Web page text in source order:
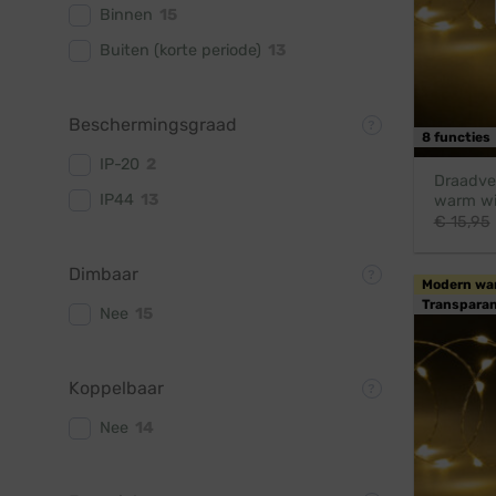
Binnen
Buiten (korte periode)
Beschermingsgraad
IP-20
IP44
Dimbaar
Nee
Koppelbaar
Nee
8 functies
warm
€15,95
Modern